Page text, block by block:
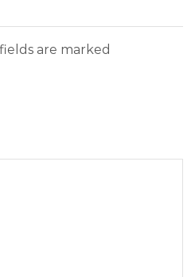
are marked